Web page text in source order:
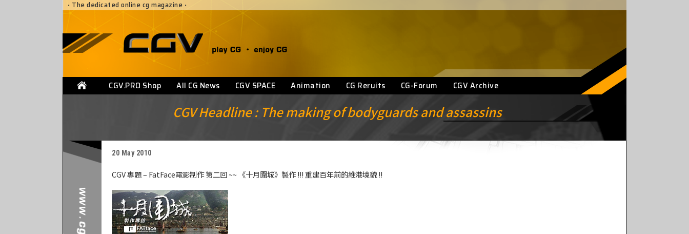
· The dedicated online cg magazine ·
CGV.PRO Shop All CG News CGV SPACE Animation CG Reruits CG-Forum CGV Archive
CGV Headline : The making of bodyguards and assassins
20 May 2010
CGV 專題 – FatFace電影制作 第二回 ~~ 《十月圍城》製作 !!! 重建百年前的維港境貌 !!